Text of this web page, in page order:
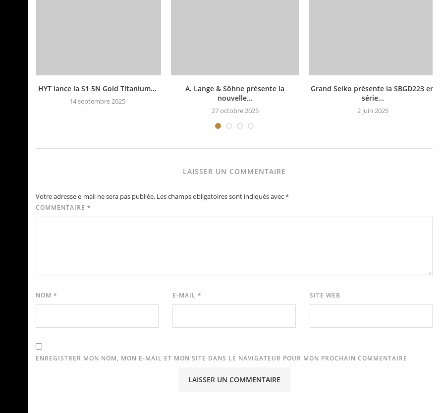
HYT lance la S1 5N Gold Titanium...
14 septembre 2025
A. Lange & Söhne présente la
nouvelle...
27 octobre 2025
Grand Seiko présente la SBGD223 en
série...
2 juin 2025
LAISSER UN COMMENTAIRE
Votre adresse e-mail ne sera pas publiée. Les champs obligatoires sont indiqués avec*
COMMENTAIRE *
NOM * E-MAIL* SITE WEB
ENREGISTRER MON NOM, MON E-MAIL ET MON SITE DANS LE NAVIGATEUR POUR MON PROCHAIN COMMENTAIRE.